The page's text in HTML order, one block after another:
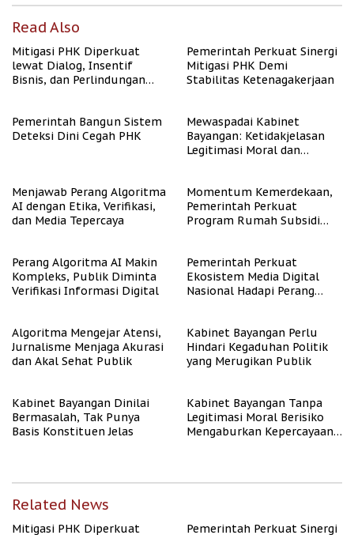
Read Also
Mitigasi PHK Diperkuat
lewat Dialog, Insentif
Bisnis, dan Perlindungan
Pemerintah Perkuat Sinergi
Mitigasi PHK Demi
Stabilitas Ketenagakerjaan
Pemerintah Bangun Sistem
Deteksi Dini Cegah PHK
Mewaspadai Kabinet
Bayangan: Ketidakjelasan
Legitimasi Moral dan
Menjawab Perang Algoritma
AI dengan Etika, Verifikasi,
dan Media Tepercaya
Momentum Kemerdekaan,
Pemerintah Perkuat
Program Rumah Subsidi
Perang Algoritma AI Makin
Kompleks, Publik Diminta
Verifikasi Informasi Digital
Pemerintah Perkuat
Ekosistem Media Digital
Nasional Hadapi Perang
Algoritma Mengejar Atensi,
Jurnalisme Menjaga Akurasi
dan Akal Sehat Publik
Kabinet Bayangan Perlu
Hindari Kegaduhan Politik
yang Merugikan Publik
Kabinet Bayangan Dinilai
Bermasalah, Tak Punya
Basis Konstituen Jelas
Kabinet Bayangan Tanpa
Legitimasi Moral Berisiko
Mengaburkan Kepercayaan
Related News
Mitigasi PHK Diperkuat
Pemerintah Perkuat Sinergi